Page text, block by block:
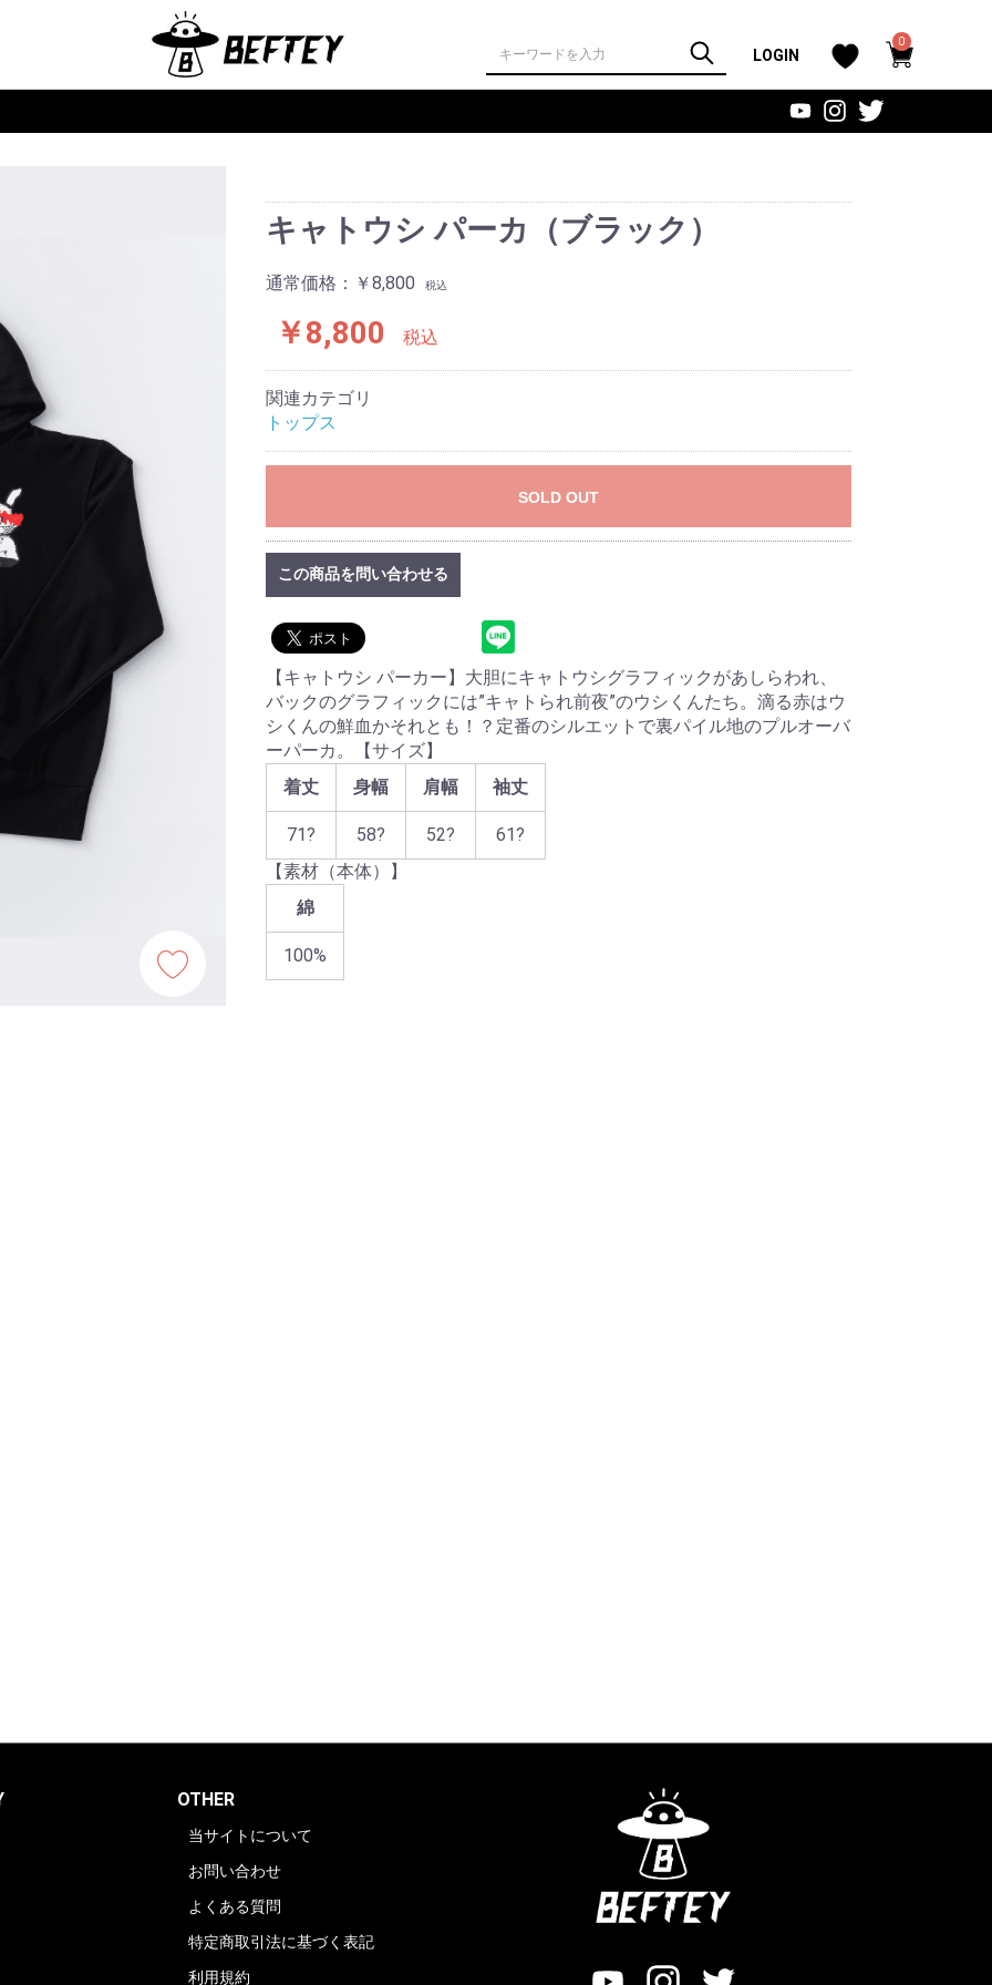
LOGIN
0
キャトウシ パーカ（ブラック）
通常価格： ￥8,800 税込
￥8,800 税込
関連カテゴリ
トップス
SOLD OUT
この商品を問い合わせる
【キャトウシ パーカー】大胆にキャトウシグラフィックがあしらわれ、
バックのグラフィックには”キャトられ前夜”のウシくんたち。滴る赤はウ
シくんの鮮血かそれとも！？定番のシルエットで裏パイル地のプルオーバ
ーパーカ。【サイズ】
着丈
身幅 肩幅 袖丈
71? 58? 52?
61?
【素材（本体）】
綿
100%
OTHER
当サイトについて
お問い合わせ
よくある質問
特定商取引法に基づく表記
利用規約